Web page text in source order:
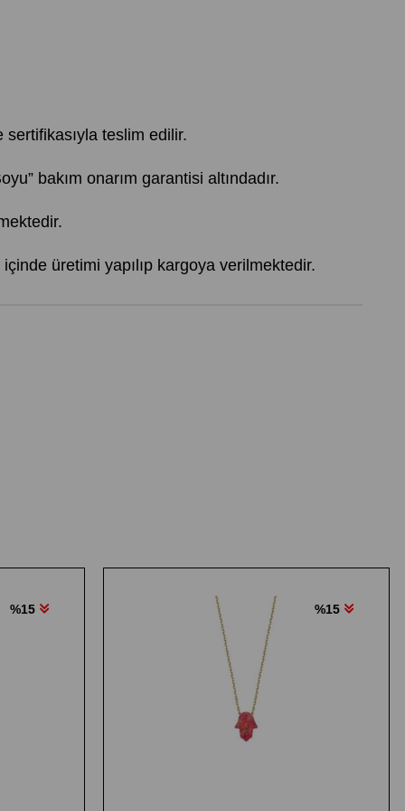
sertifikasıyla teslim edilir.
bakım onarım garantisi altındadır.
üretimi yapılıp kargoya verilmektedir.
%15 %15